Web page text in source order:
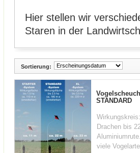
Hier stellen wir
Staren in der
Sortierung:
STANDARD
Drachen bis
viele